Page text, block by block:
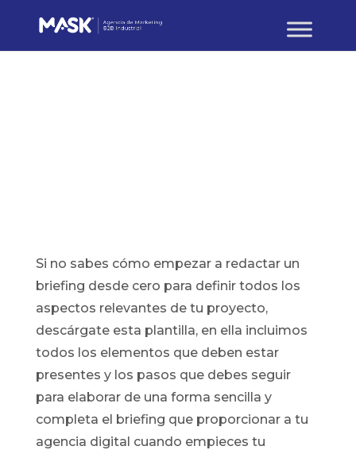
Si no sabes cómo empezar a redactar un
briefing desde cero para definir todos los
aspectos relevantes de tu proyecto,
descárgate esta plantilla, en ella incluimos
todos los elementos que deben estar
presentes y los pasos que debes seguir
para elaborar de una forma sencilla y
completa el briefing que proporcionar a tu
agencia digital cuando empieces tu